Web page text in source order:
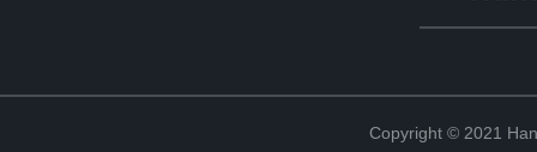
Copyright © 2021